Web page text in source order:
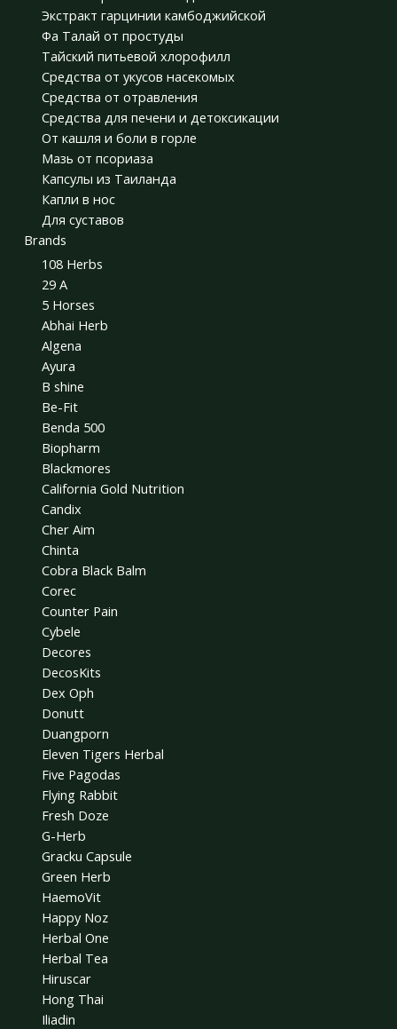
Экстракт гарцинии камбоджийской
Фа Талай от простуды
Тайский питьевой хлорофилл
Средства от укусов насекомых
Средства от отравления
Средства для печени и детоксикации
От кашля и боли в горле
Мазь от псориаза
Капсулы из Таиланда
Капли в нос
Для суставов
Brands
108 Herbs
29 A
5 Horses
Abhai Herb
Algena
Ayura
B shine
Be-Fit
Benda 500
Biopharm
Blackmores
California Gold Nutrition
Candix
Cher Aim
Chinta
Cobra Black Balm
Corec
Counter Pain
Cybele
Decores
DecosKits
Dex Oph
Donutt
Duangporn
Eleven Tigers Herbal
Five Pagodas
Flying Rabbit
Fresh Doze
G-Herb
Gracku Capsule
Green Herb
HaemoVit
Happy Noz
Herbal One
Herbal Tea
Hiruscar
Hong Thai
Iliadin